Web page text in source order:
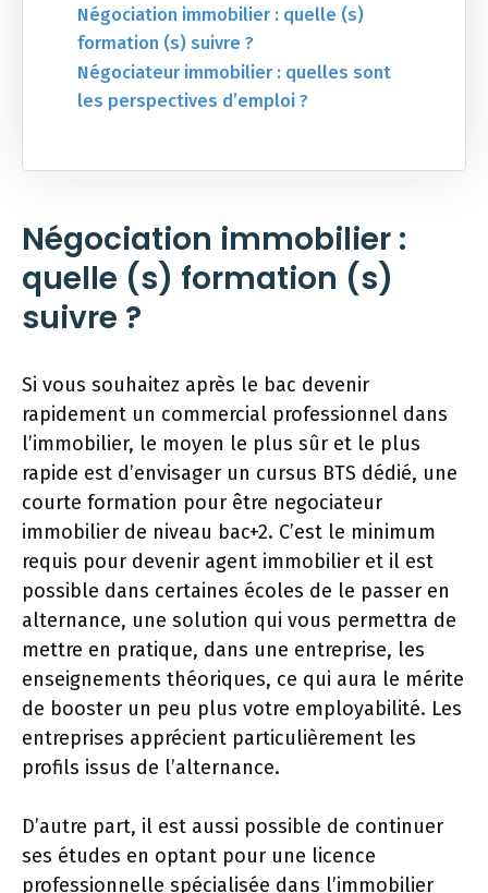
Négociation immobilier : quelle (s)
formation (s) suivre ?
Négociateur immobilier : quelles sont
les perspectives d’emploi ?
Négociation immobilier :
quelle (s) formation (s)
suivre ?
Si vous souhaitez après le bac devenir
rapidement un commercial professionnel dans
l’immobilier, le moyen le plus sûr et le plus
rapide est d’envisager un cursus BTS dédié, une
courte formation pour être negociateur
immobilier de niveau bac+2. C’est le minimum
requis pour devenir agent immobilier et il est
possible dans certaines écoles de le passer en
alternance, une solution qui vous permettra de
mettre en pratique, dans une entreprise, les
enseignements théoriques, ce qui aura le mérite
de booster un peu plus votre employabilité. Les
entreprises apprécient particulièrement les
profils issus de l’alternance.
D’autre part, il est aussi possible de continuer
ses études en optant pour une licence
professionnelle spécialisée dans l’immobilier